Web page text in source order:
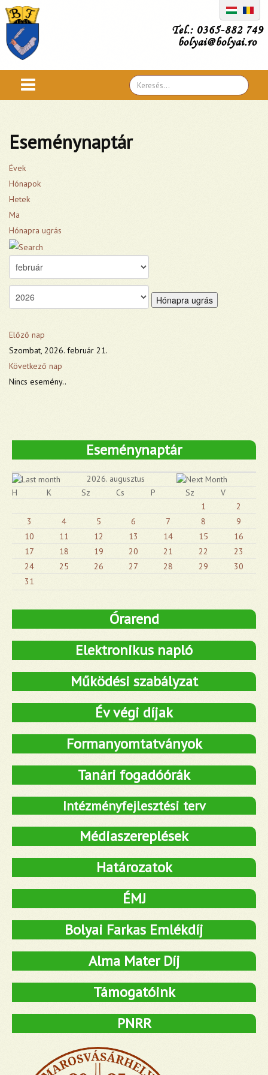
Tel.: 0365-882 749
bolyai@bolyai.ro
Search
...
Eseménynaptár
Évek
Hónapok
Hetek
Ma
Hónapra ugrás
Hónapra ugrás
Előző nap
Szombat, 2026. február 21.
Következő nap
Nincs esemény..
Eseménynaptár
2026. augusztus
H
K Sz Cs P Sz
V
1
2
3
4 5 6 7 8
9
10
11 12 13 14 15
16
17
18 19 20 21 22
23
24
25 26 27 28 29
30
31
Órarend
Elektronikus napló
Működési szabályzat
Év végi díjak
Formanyomtatványok
Tanári fogadóórák
Intézményfejlesztési terv
Médiaszereplések
Határozatok
ÉMJ
Bolyai Farkas Emlékdíj
Alma Mater Díj
Támogatóink
PNRR